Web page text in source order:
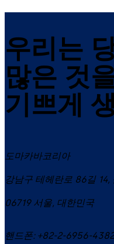
우리는
많은 것
기쁘게
도마카바코리아
강남구 테헤란로 86길 14,
06719 서울, 대한민국
핸드폰: +82-2-6956-4382